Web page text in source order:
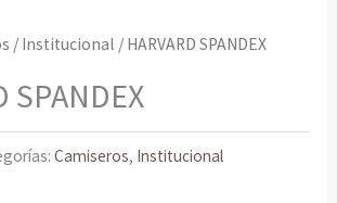
/ Institucional / HARVARD SPANDEX
SPANDEX
Camiseros, Institucional